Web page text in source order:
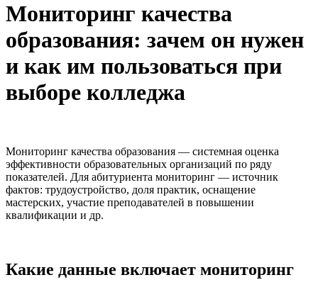
Мониторинг качества
образования: зачем он нужен
и как им пользоваться при
выборе колледжа
Мониторинг качества образования — системная оценка
эффективности образовательных организаций по ряду
показателей. Для абитуриента мониторинг — источник
фактов: трудоустройство, доля практик, оснащение
мастерских, участие преподавателей в повышении
квалификации и др.
Какие данные включает мониторинг